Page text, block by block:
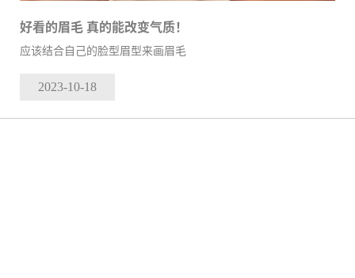
好看的眉毛 真的能改变气质！
应该结合自己的脸型眉型来画眉毛
2023-10-18